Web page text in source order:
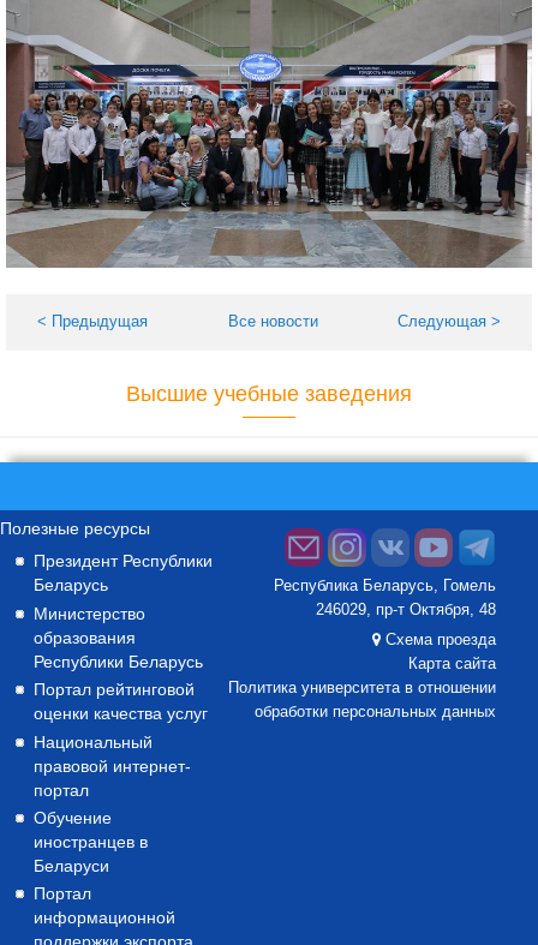
< Предыдущая Все новости Следующая >
Высшие учебные заведения
Полезные ресурсы
Президент Республики
Беларусь
Министерство
образования
Республики Беларусь
Портал рейтинговой
оценки качества услуг
Национальный
правовой интернет-
портал
Обучение
иностранцев в
Беларуси
Портал
информационной
Республика Беларусь, Гомель
246029, пр-т Октября, 48
Схема проезда
Карта сайта
Политика университета в отношении
обработки персональных данных